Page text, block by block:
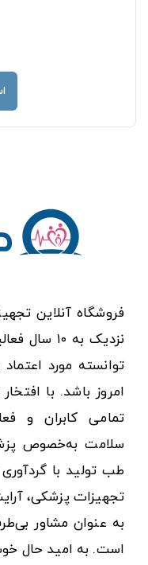
فروشگاه آنلاین
نزدیک به
امروز باشد. با
تمامی کابران و
سلامت به‌خصوص
طب تولید با
تجهیزات پزشکی،
به عنوان مشاور
است. به امید حال